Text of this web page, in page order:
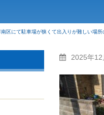
区にて駐車場が狭くて出入りが難しい場
2025年12